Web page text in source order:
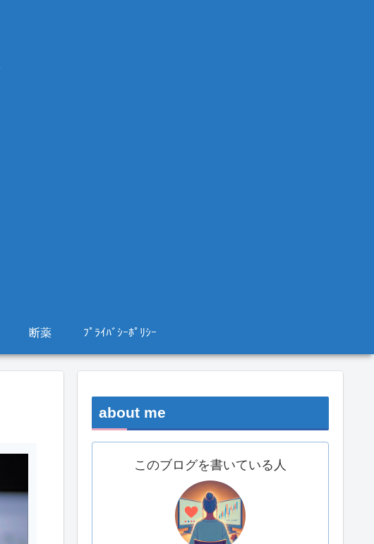
断薬 ﾌﾟﾗｲﾊﾞｼｰﾎﾟﾘｼｰ
about me
このブログを書いている人